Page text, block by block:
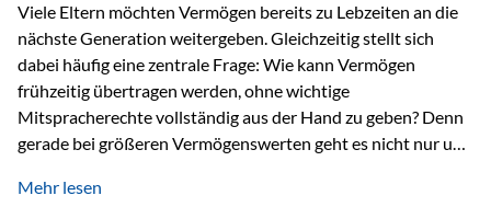
Viele Eltern möchten Vermögen bereits zu Lebzeiten an die
nächste Generation weitergeben. Gleichzeitig stellt sich
dabei häufig eine zentrale Frage: Wie kann Vermögen
frühzeitig übertragen werden, ohne wichtige
Mitspracherechte vollständig aus der Hand zu geben? Denn
gerade bei größeren Vermögenswerten geht es nicht nur um
sicherzustellen, dass das Vermögen langfristig erhalten
Mehr lesen